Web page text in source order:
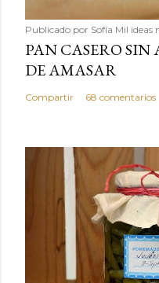
Publicado por Sofía Mil ideas
PAN CASERO
DE AMASAR
Compartir 68 comentarios